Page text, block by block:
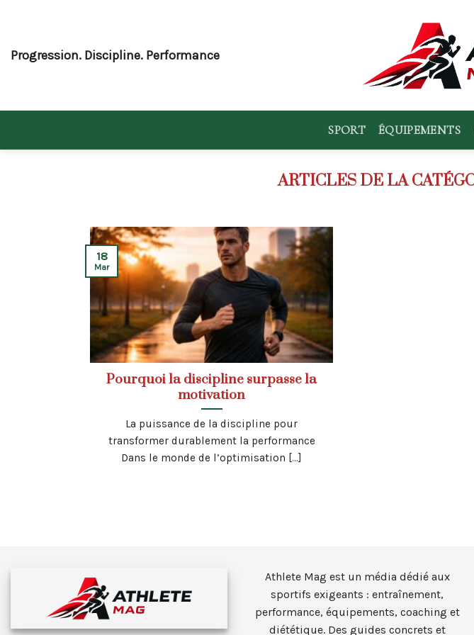
content
Progression. Discipline. Performance
SPORT ÉQUIPEMENTS
Pourquoi la discipline surpasse la
motivation
La puissance de la discipline pour
transformer durablement la performance
Dans le monde de l’optimisation [...]
18
Mar
Athlete Mag est un média dédié aux
sportifs exigeants : entraînement,
performance, équipements, coaching et
diététique. Des guides concrets et